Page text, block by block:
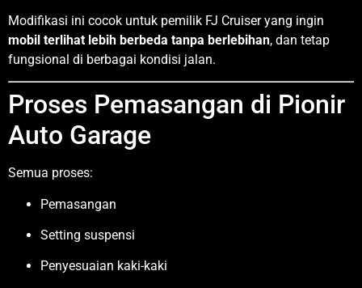
Modifikasi ini cocok untuk pemilik FJ Cruiser yang ingin
mobil terlihat lebih berbeda tanpa berlebihan, dan tetap
fungsional di berbagai kondisi jalan.
Proses Pemasangan di Pionir
Auto Garage
Semua proses:
Pemasangan
Setting suspensi
Penyesuaian kaki-kaki